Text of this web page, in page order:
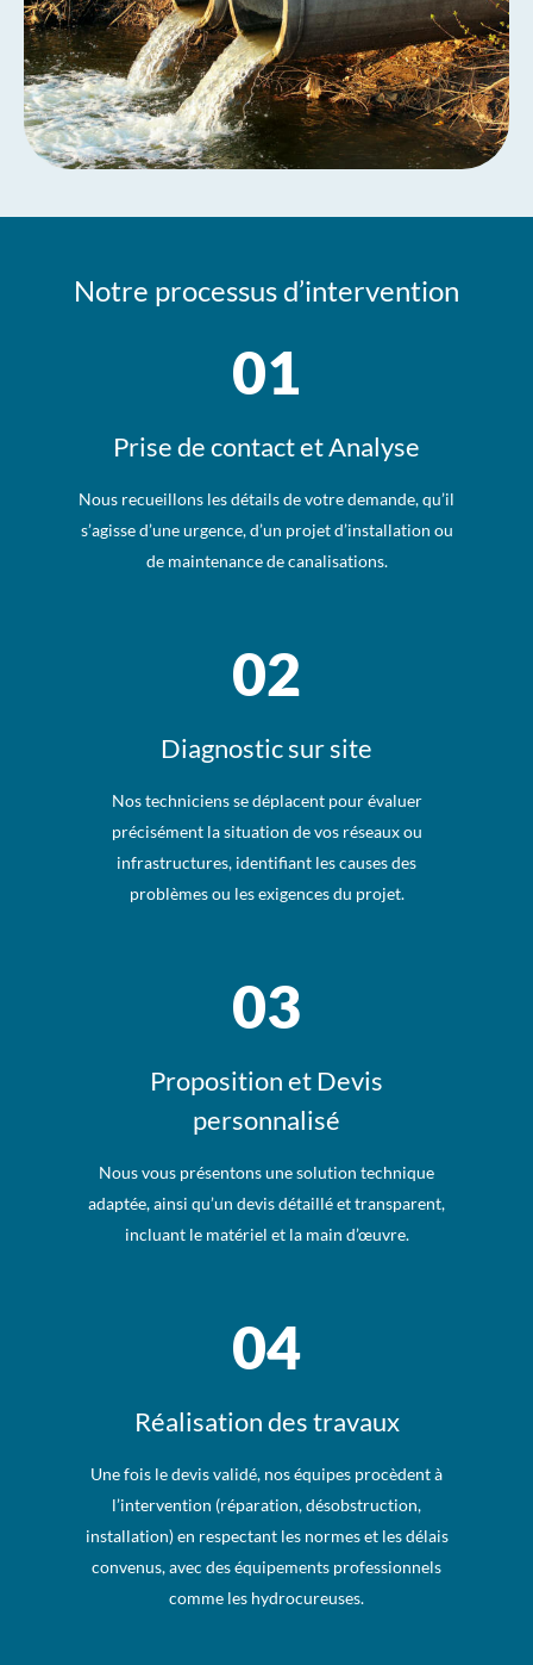
Notre processus d’intervention
01
Prise de contact et Analyse
Nous recueillons les détails de votre demande, qu’il
s’agisse d’une urgence, d’un projet d’installation ou
de maintenance de canalisations.
02
Diagnostic sur site
Nos techniciens se déplacent pour évaluer
précisément la situation de vos réseaux ou
infrastructures, identifiant les causes des
problèmes ou les exigences du projet.
03
Proposition et Devis
personnalisé
Nous vous présentons une solution technique
adaptée, ainsi qu’un devis détaillé et transparent,
incluant le matériel et la main d’œuvre.
04
Réalisation des travaux
Une fois le devis validé, nos équipes procèdent à
l’intervention (réparation, désobstruction,
installation) en respectant les normes et les délais
convenus, avec des équipements professionnels
comme les hydrocureuses.